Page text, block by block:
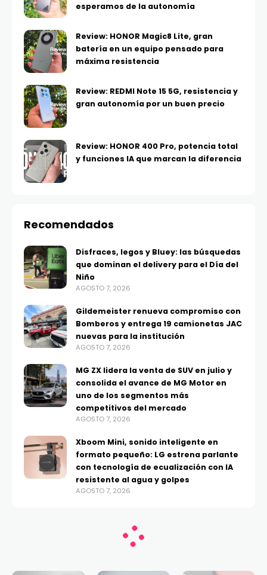
esperamos de la autonomía
Review: HONOR Magic8 Lite, gran
batería en un equipo pensado para
máxima resistencia
Review: REDMI Note 15 5G, resistencia y
gran autonomía por un buen precio
Review: HONOR 400 Pro, potencia total
y funciones IA que marcan la diferencia
Recomendados
Disfraces, legos y Bluey: las búsquedas
que dominan el delivery para el Día del
Niño
AGOSTO 7, 2026
Gildemeister renueva compromiso con
Bomberos y entrega 19 camionetas JAC
nuevas para la institución
AGOSTO 7, 2026
MG ZX lidera la venta de SUV en julio y
consolida el avance de MG Motor en
uno de los segmentos más
competitivos del mercado
AGOSTO 7, 2026
Xboom Mini, sonido inteligente en
formato pequeño: LG estrena parlante
con tecnología de ecualización con IA
resistente al agua y golpes
AGOSTO 7, 2026